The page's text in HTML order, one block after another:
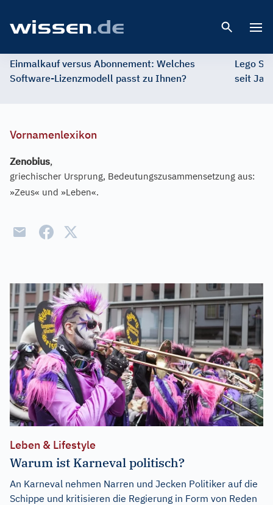
Einmalkauf versus Abonnement: Welches
Software-Lizenzmodell passt zu Ihnen?
Lego
seit
Vornamenlexikon
Zenobius,
griechischer Ursprung, Bedeutungszusammensetzung aus:
»Zeus« und »Leben«.
Leben & Lifestyle
Warum ist Karneval politisch?
An Karneval nehmen Narren und Jecken Politiker auf die
Schippe und kritisieren die Regierung in Form von Reden